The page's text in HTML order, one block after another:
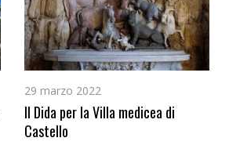
29 marzo 2022
Il Dida per la Villa medicea di
Castello